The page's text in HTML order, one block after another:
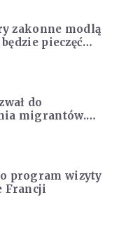
zakonne modlą
pieczęć
naszej wiary"
do
migrantów.
przeciwko
program wizyty
Francji